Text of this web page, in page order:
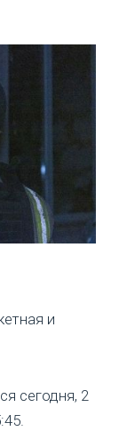
и
сегодня, 2